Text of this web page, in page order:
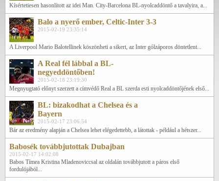
Kísértetiesen hasonlított az idei Man. City-Barcelona BL-nyolcaddöntő a tavalyira, a...
Balo a nyerő ember, Celtic-Inter 3-3
2015-02-19 23:35:14
A Liverpool Mario Balotellinek köszönheti a sikert, az Inter gólzáporos döntetlent...
A Real fél lábbal a BL-
negyeddöntőben!
2015-02-18 23:19:30
Megnyugtató előnyt szerzett a címvédő Real a BL szerda esti nyolcaddöntőjének első...
BL: bizakodhat a Chelsea és a
Bayern
2015-02-17 23:06:54
Bár az eredmény alapján a Chelsea lehet elégedettebb, a látottak - például a hétszer...
Babosék továbbjutottak Dubajban
2015-02-17 14:02:08
Babos Tímea Kristina Mladenoviccsal az oldalán továbbjutott a páros első
fordulójából...